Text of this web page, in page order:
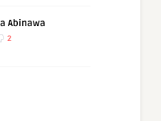
Abinawa
2